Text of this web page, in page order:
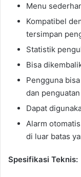
Menu
Kompatibel
tersimpan
Statistik
Bisa
Pengguna
dan
Dapat
Alarm
di luar batas
Spesifikasi Teknis: